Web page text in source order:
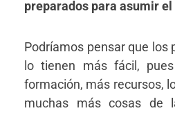
preparados para asumir
Podríamos pensar que los
lo tienen más fácil,
formación, más recursos,
muchas más cosas de